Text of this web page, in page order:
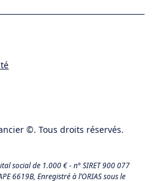
©. Tous droits réservés.
social de 1.000 € - n° SIRET 900 077
6619B, Enregistré à l’ORIAS sous le